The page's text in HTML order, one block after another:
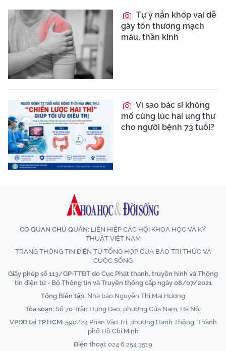
Tự ý nắn khớp vai dễ
gây tổn thương mạch
máu, thần kinh
Vì sao bác sĩ không
mổ cùng lúc hai ung thư
cho người bệnh 73 tuổi?
CƠ QUAN CHỦ QUẢN: LIÊN HIỆP CÁC HỘI KHOA HỌC VÀ KỸ
THUẬT VIỆT NAM
TRANG THÔNG TIN ĐIỆN TỬ TỔNG HỢP CỦA BÁO TRI THỨC VÀ
CUỘC SỐNG
Giấy phép số 113/GP-TTĐT do Cục Phát thanh, truyền hình và Thông
tin điện tử - Bộ Thông tin và Truyền thông cấp ngày 08/07/2021
Tổng Biên tập: Nhà báo Nguyễn Thị Mai Hương
Tòa soạn: Số 70 Trần Hưng Đạo, phường Cửa Nam, Hà Nội
VPĐD tại TP.HCM: 590/24 Phan Văn Trị, phường Hạnh Thông, Thành
phố Hồ Chí Minh
Điện thoại: 024 6 254 3519